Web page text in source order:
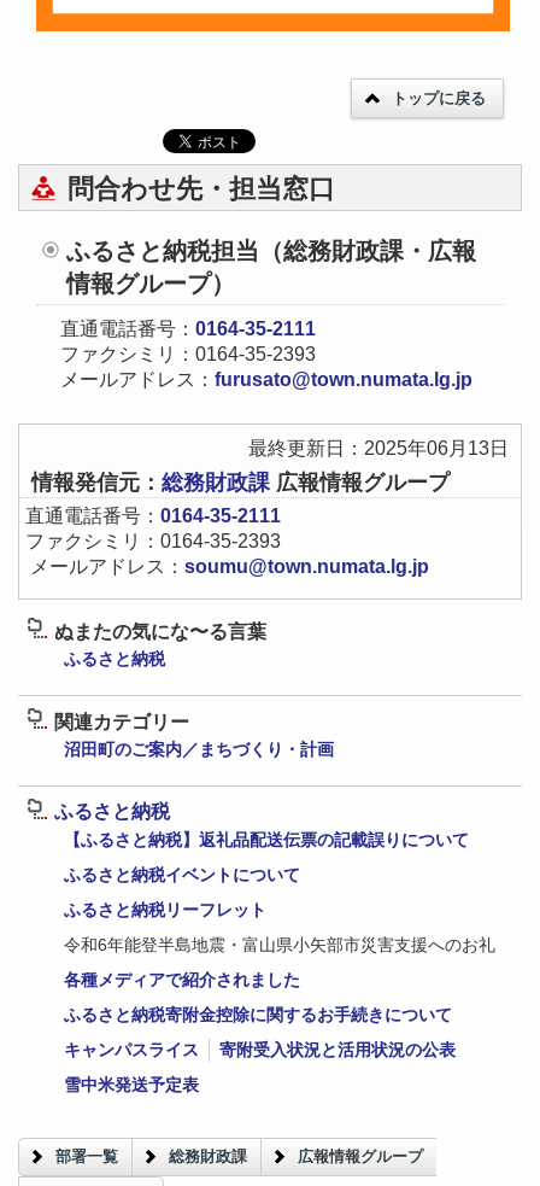
す
トップに戻る
問合わせ先・担当窓口
ふるさと納税担当（総務財政課・広報
情報グループ）
直通電話番号： 0164-35-2111
ファクシミリ：0164-35-2393
メールアドレス： furusato@town.numata.lg.jp
最終更新日：2025年06月13日
情報発信元： 総務財政課 広報情報グループ
直通電話番号： 0164-35-2111
ファクシミリ：0164-35-2393
メールアドレス： soumu@town.numata.lg.jp
ぬまたの気にな〜る言葉
ふるさと納税
関連カテゴリー
沼田町のご案内／まちづくり・計画
ふるさと納税
【ふるさと納税】返礼品配送伝票の記載誤りについて
ふるさと納税イベントについて
ふるさと納税リーフレット
令和6年能登半島地震・富山県小矢部市災害支援へのお礼
各種メディアで紹介されました
ふるさと納税寄附金控除に関するお手続きについて
キャンパスライス
寄附受入状況と活用状況の公表
雪中米発送予定表
部署一覧 総務財政課 広報情報グループ